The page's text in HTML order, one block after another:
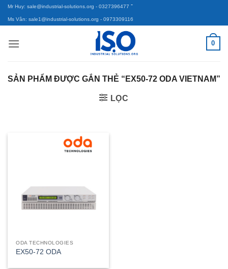
Bỏ
qua
dung
Mr Huy: sale@industrial-solutions.org - 0327396477 -
Ms Vân: sale1@industrial-solutions.org - 0973309116
0
SẢN PHẨM ĐƯỢC GẮN THẺ “EX50-72 ODA VIETNAM”
LỌC
ODA TECHNOLOGIES
EX50-72 ODA